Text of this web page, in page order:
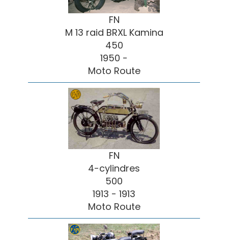
FN
M 13 raid BRXL Kamina
450
1950 -
Moto Route
FN
4-cylindres
500
1913 - 1913
Moto Route